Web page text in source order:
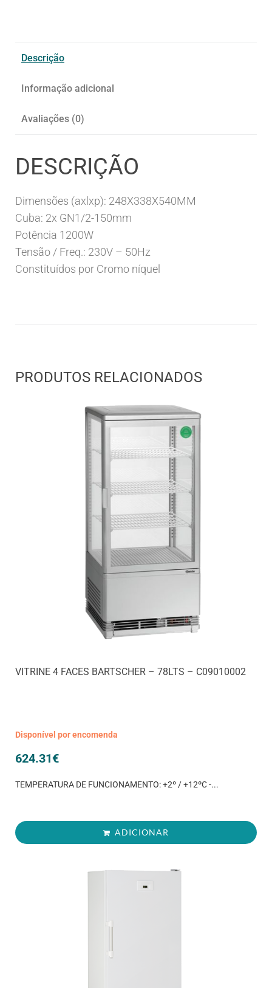
Descrição
Informação adicional
Avaliações (0)
DESCRIÇÃO
Dimensões (axlxp): 248X338X540MM
Cuba: 2x GN1/2-150mm
Potência 1200W
Tensão / Freq.: 230V – 50Hz
Constituídos por Cromo níquel
PRODUTOS RELACIONADOS
VITRINE 4 FACES BARTSCHER – 78LTS – C09010002
Disponível por encomenda
624.31€
TEMPERATURA DE FUNCIONAMENTO: +2º / +12ºC -...
ADICIONAR